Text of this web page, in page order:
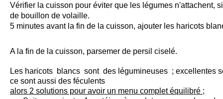
Vérifier la cuisson pour éviter que les légumes n'attachent,
de bouillon de volaille.
5 minutes avant la fin de la cuisson, ajouter les haricots
A la fin de la cuisson, parsemer de persil ciselé.
Les haricots blancs sont des légumineuses ; excellentes
ce sont aussi des féculents
alors 2 solutions pour avoir un menu complet équilibré ;